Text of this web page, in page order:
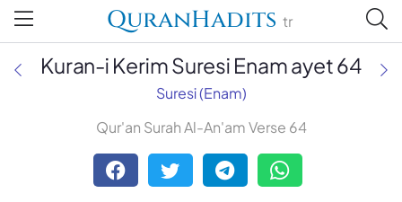
QuranHadits tr
Abdulbaki Gölpınarlı
Adem Uğur
Kuran-i Kerim Suresi Enam ayet 64
Suresi (Enam)
Qur'an Surah Al-An'am Verse 64